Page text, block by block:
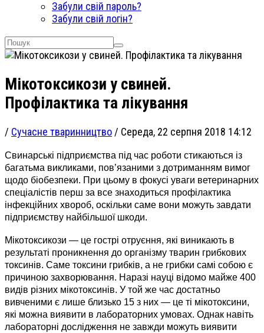
Забули свій пароль?
Забули свій логін?
Мікотоксикози у свиней.
Профілактика та лікування
/ Сучасне тваринництво / Середа, 22 серпня 2018 14:12
Свинарські підприємства під час роботи стикаються із
багатьма викликами, пов’язаними з дотриманням вимог
щодо біобезпеки. При цьому в фокусі уваги ветеринарних
спеціалістів перш за все знаходиться профілактика
інфекційних хвороб, оскільки саме вони можуть завдати
підприємству найбільшої шкоди.
Мікотоксикози — це гострі отруєння, які виникають в
результаті проникнення до організму тварин грибкових
токсинів. Саме токсини грибків, а не грибки самі собою є
причиною захворювання. Наразі науці відомо майже 400
видів різних мікотоксинів. У той же час достатньо
вивченими є лише близько 15 з них — це ті мікотоксини,
які можна виявити в лабораторних умовах. Однак навіть
лабораторні дослідження не завжди можуть виявити